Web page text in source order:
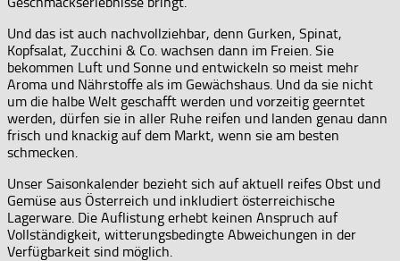
Und das ist auch nachvollziehbar, denn Gurken, Spinat,
Kopfsalat, Zucchini & Co. wachsen dann im Freien. Sie
bekommen Luft und Sonne und entwickeln so meist mehr
Aroma und Nährstoffe als im Gewächshaus. Und da sie nicht
um die halbe Welt geschafft werden und vorzeitig geerntet
werden, dürfen sie in aller Ruhe reifen und landen genau dann
frisch und knackig auf dem Markt, wenn sie am besten
schmecken.
Unser Saisonkalender bezieht sich auf aktuell reifes Obst und
Gemüse aus Österreich und inkludiert österreichische
Lagerware. Die Auflistung erhebt keinen Anspruch auf
Vollständigkeit, witterungsbedingte Abweichungen in der
Verfügbarkeit sind möglich.